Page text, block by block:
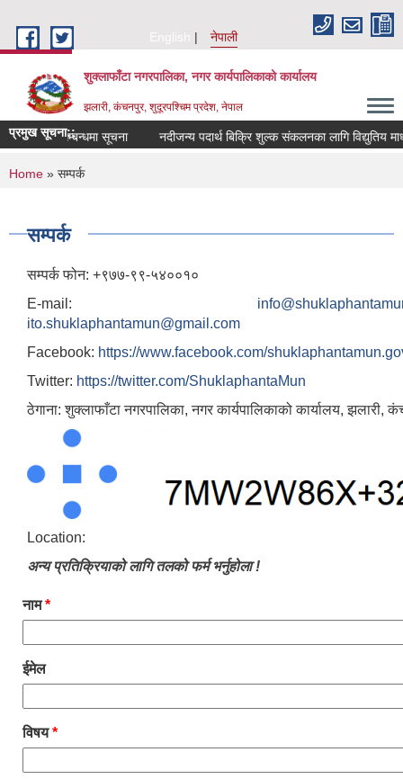
English
नेपाली
शुक्लाफाँटा नगरपालिका, नगर कार्यपालिकाको कार्यालय
झलारी, कंचनपुर, शुदूरपश्चिम प्रदेश, नेपाल
प्रमुख सूचना::
विज्ञ सूची सम्बन्धमा सूचना नदीजन्य पदार्थ बिक्रि शुल्क संकलनका लागि विद्युतिय
You are here
Home » सम्पर्क
सम्पर्क
सम्पर्क फोन: +९७७-९९-५४००१०
E-mail:
ito.shuklaphantamun@gmail.com
Facebook: https://www.facebook.com/
Twitter: https://twitter.com/ShuklaphantaMun
ठेगाना: शुक्लाफाँटा नगरपालिका, नगर कार्यपालिकाको कार्यालय, झलारी,
Location:
अन्य प्रतिक्रियाको लागि तलको फर्म भर्नुहोला !
नाम*
ईमेल
विषय*